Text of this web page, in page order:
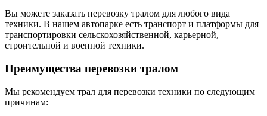
Вы можете заказать перевозку тралом для любого вида
техники. В нашем автопарке есть транспорт и платформы для
транспортировки сельскохозяйственной, карьерной,
строительной и военной техники.
Преимущества перевозки тралом
Мы рекомендуем трал для перевозки техники по следующим
причинам: